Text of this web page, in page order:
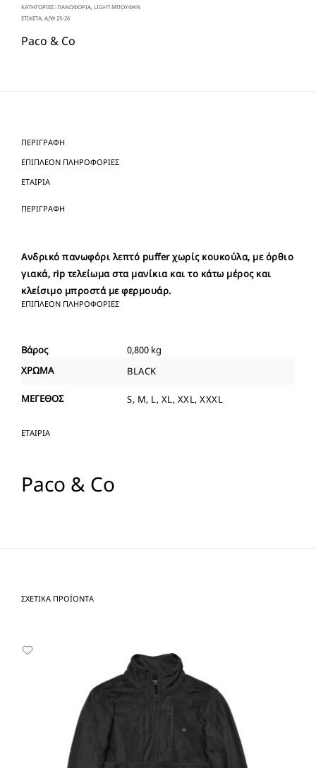
ΚΑΤΗΓΟΡΊΕΣ:ΠΑΝΩΦΟΡΙΑ LIGHT ΜΠΟΥΦΑΝ
ΕΤΙΚΈΤΑ:A/W 25-26
Paco & Co
ΠΕΡΙΓΡΑΦΉ
ΕΠΙΠΛΈΟΝ ΠΛΗΡΟΦΟΡΊΕΣ
ΕΤΑΙΡΊΑ
ΠΕΡΙΓΡΑΦΉ
Ανδρικό πανωφόρι λεπτό puffer χωρίς κουκούλα, με όρθιο
γιακά, rip τελείωμα στα μανίκια και το κάτω μέρος και
κλείσιμο μπροστά με φερμουάρ.
ΕΠΙΠΛΈΟΝ ΠΛΗΡΟΦΟΡΊΕΣ
Βάρος
0,800 kg
ΧΡΩΜΑ
BLACK
ΜΕΓΕΘΟΣ S, M, L, XL, XXL, XXXL
ΕΤΑΙΡΊΑ
Paco & Co
ΣΧΕΤΙΚΆ ΠΡΟΪΌΝΤΑ